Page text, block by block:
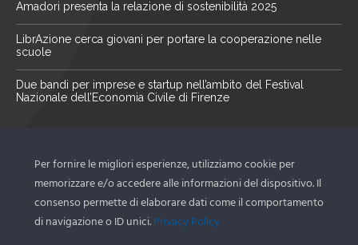
Amadori presenta la relazione di sostenibilità 2025
LibrAzione cerca giovani per portare la cooperazione nelle
scuole
Due bandi per imprese e startup nell’ambito del Festival
Nazionale dell’Economia Civile di Firenze
Scopri le ultime novità del territorio tramite la nostra
newsletter
Per fornire le migliori esperienze, utilizziamo cookie per
memorizzare e/o accedere alle informazioni del dispositivo. Il
consenso permette di elaborare dati come il comportamento
di navigazione o ID unici.Privacy Policy